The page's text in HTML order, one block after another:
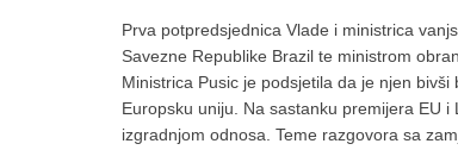
Prva potpredsjednica Vlade i ministrica
Savezne Republike Brazil te ministrom
Ministrica Pusic je podsjetila da je njen
Europsku uniju. Na sastanku premijera EU
izgradnjom odnosa. Teme razgovora sa